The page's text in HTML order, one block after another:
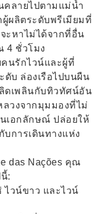
คลายไปตามแม่น้ำ
ผลิตระดับพรีเมียมที่
หาไม่ได้จากที่อื่น
4 ชั่วโมง
นรักไวน์และผู้ที่
ดับ ล่องเรือไปบนผืน
ดเพลินกับทิวทัศน์อัน
วงจากมุมมองที่ไม่
เอกลักษณ์ ปล่อยให้
การเดินทางแห่ง
das Nações คุณ
:
ไวน์ขาว และไวน์